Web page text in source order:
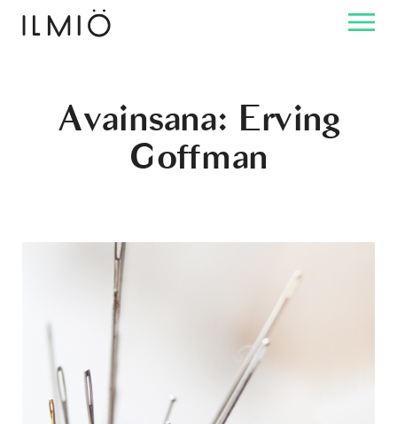
Avainsana: Erving
Goffman